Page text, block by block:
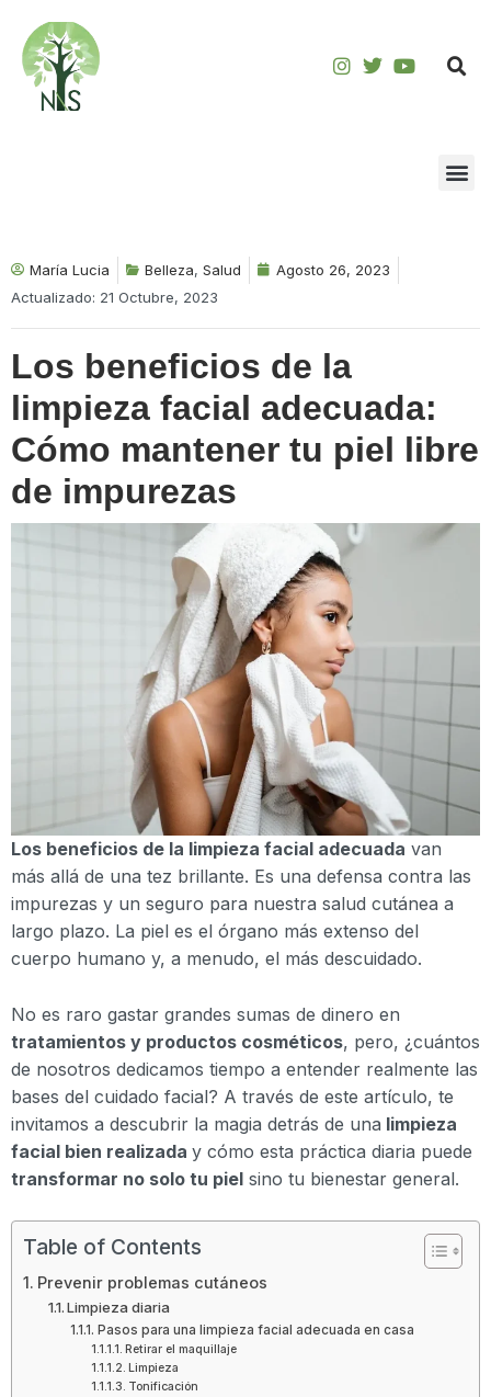
Saltar
contenido
María Lucia Belleza, Salud
Agosto 26, 2023
Actualizado: 21 Octubre, 2023
Los beneficios de la
limpieza facial adecuada:
Cómo mantener tu piel libre
de impurezas
Los beneficios de la limpieza facial adecuada van
más allá de una tez brillante. Es una defensa contra las
impurezas y un seguro para nuestra salud cutánea a
largo plazo. La piel es el órgano más extenso del
cuerpo humano y, a menudo, el más descuidado.
No es raro gastar grandes sumas de dinero en
tratamientos y productos cosméticos, pero, ¿cuántos
de nosotros dedicamos tiempo a entender realmente las
bases del cuidado facial? A través de este artículo, te
invitamos a descubrir la magia detrás de una limpieza
facial bien realizada y cómo esta práctica diaria puede
transformar no solo tu piel sino tu bienestar general.
Table of Contents
Prevenir problemas cutáneos
Limpieza diaria
Pasos para una limpieza facial adecuada en casa
Retirar el maquillaje
Limpieza
Tonificación